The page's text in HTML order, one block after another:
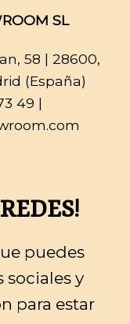
SL
58 | 28600,
(España)
49 |
puedes
sociales y
para estar